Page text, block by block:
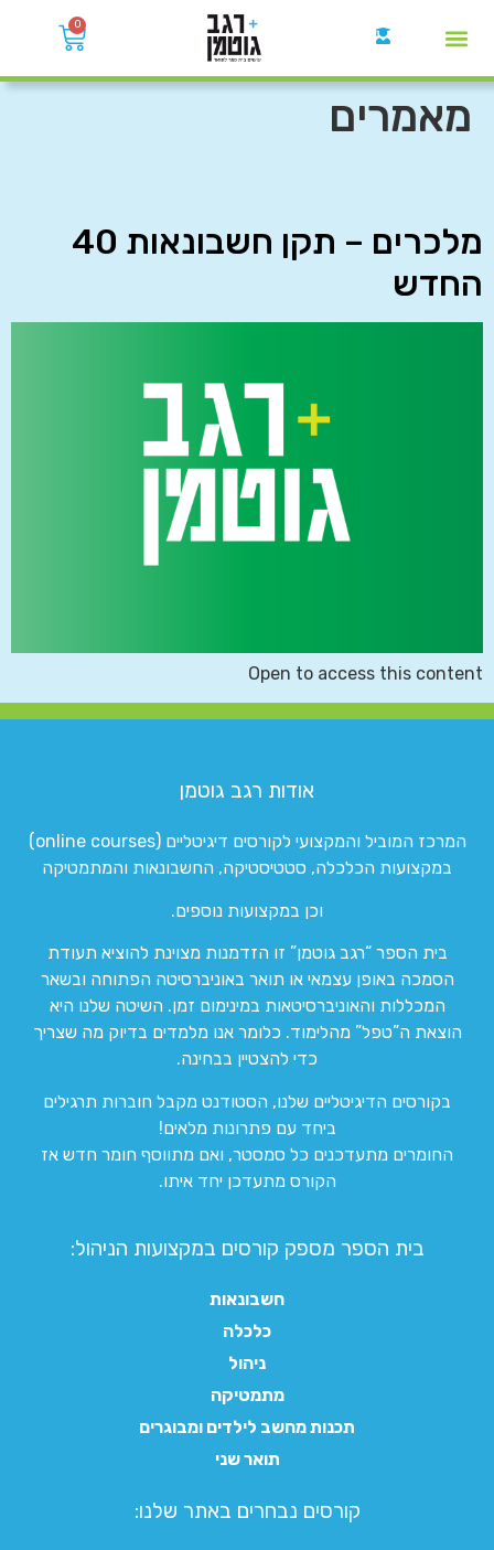
0
מאמרים
מלכרים – תקן חשבונאות 40
החדש
Open to access this content
אודות רגב גוטמן
המרכז המוביל והמקצועי לקורסים דיגיטליים (online courses)
במקצועות הכלכלה, סטטיסטיקה, החשבונאות והמתמטיקה
וכן במקצועות נוספים.
בית הספר “רגב גוטמן” זו הזדמנות מצוינת להוציא תעודת
הסמכה באופן עצמאי או תואר באוניברסיטה הפתוחה ובשאר
המכללות והאוניברסיטאות במינימום זמן. השיטה שלנו היא
הוצאת ה”טפל” מהלימוד. כלומר אנו מלמדים בדיוק מה שצריך
כדי להצטיין בבחינה.
בקורסים הדיגיטליים שלנו, הסטודנט מקבל חוברות תרגילים
ביחד עם פתרונות מלאים!
החומרים מתעדכנים כל סמסטר, ואם מתווסף חומר חדש אז
הקורס מתעדכן יחד איתו.
בית הספר מספק קורסים במקצועות הניהול:
חשבונאות
כלכלה
ניהול
מתמטיקה
תכנות מחשב לילדים ומבוגרים
תואר שני
קורסים נבחרים באתר שלנו:​